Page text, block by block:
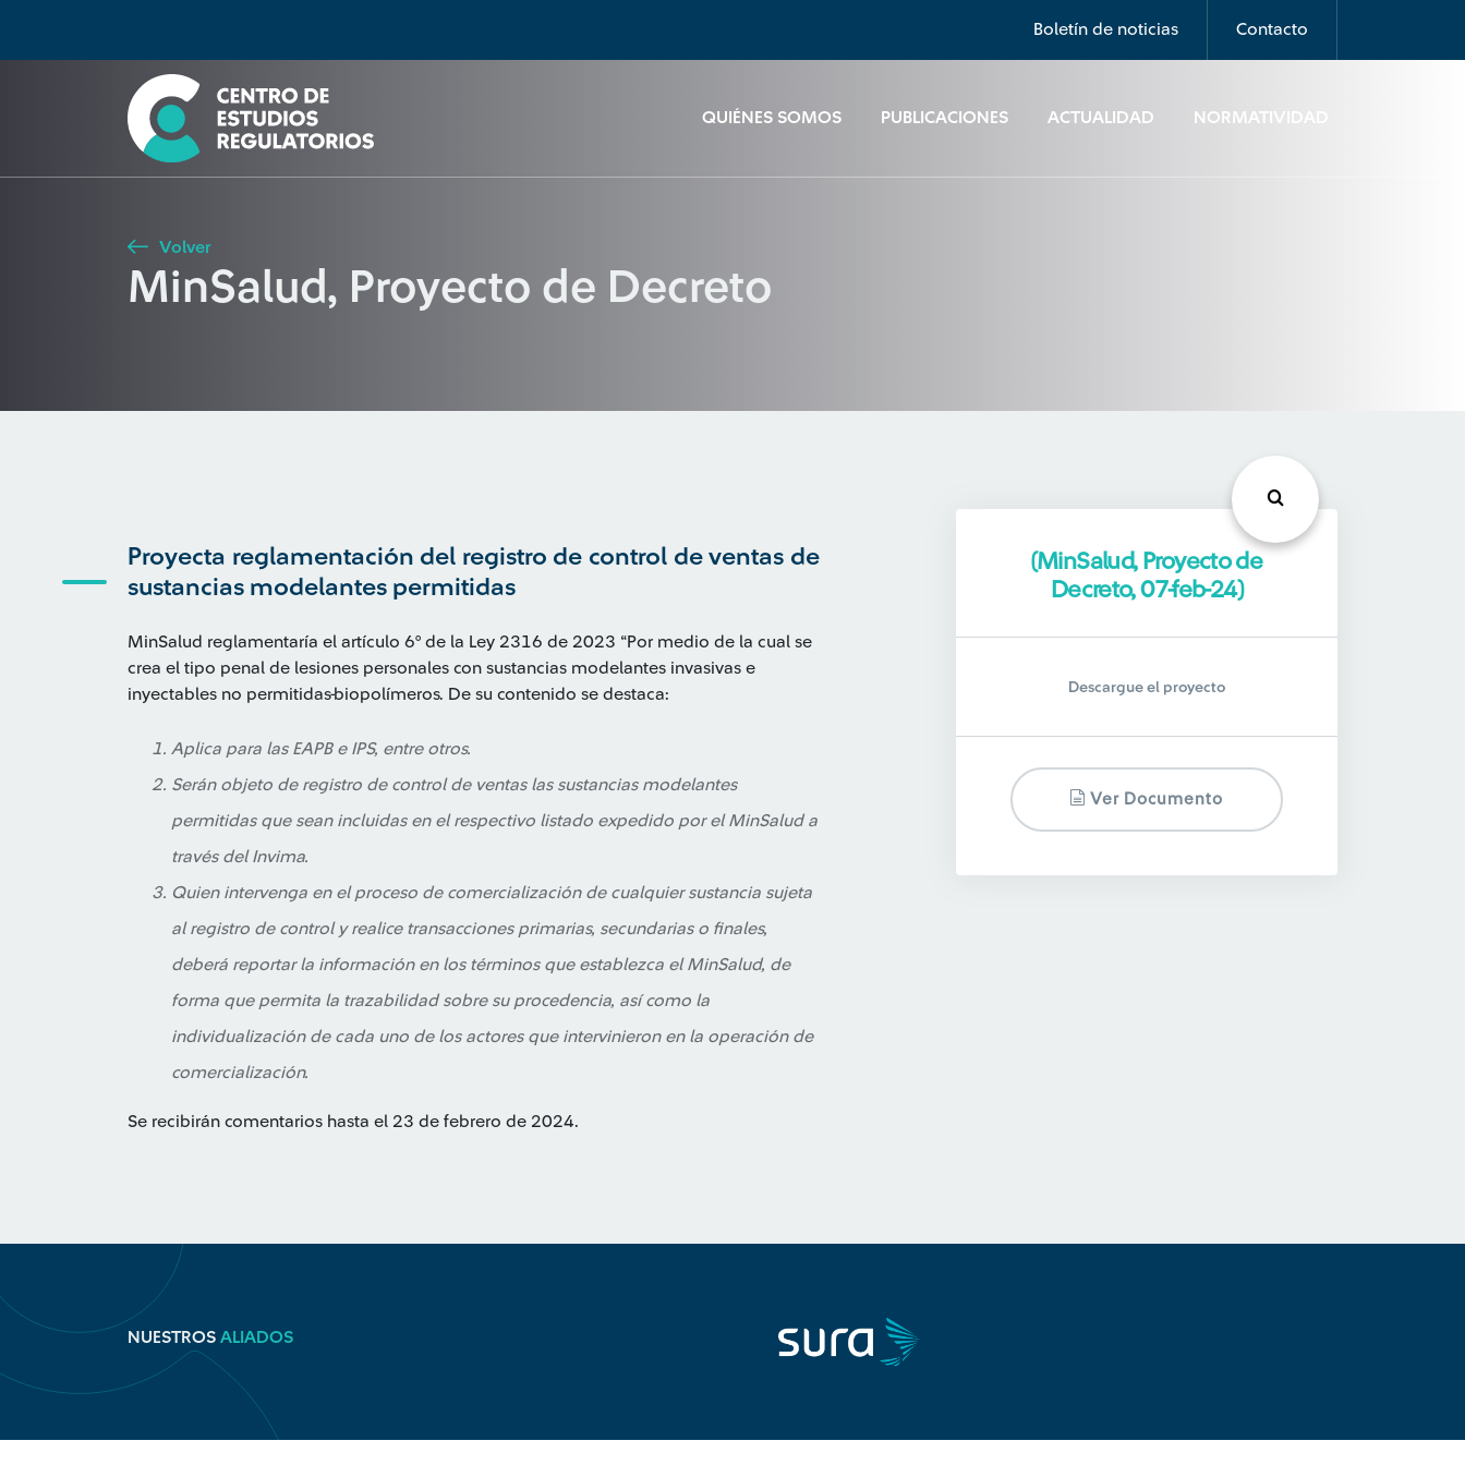
Boletín de noticias Contacto
QUIÉNES SOMOS PUBLICACIONES ACTUALIDAD NORMATIVIDAD
Seleccione país
Buscar
Volver
MinSalud, Proyecto de Decreto
Proyecta reglamentación del registro de control de ventas de
sustancias modelantes permitidas
MinSalud reglamentaría el artículo 6° de la Ley 2316 de 2023 “Por medio de la cual se
crea el tipo penal de lesiones personales con sustancias modelantes invasivas e
inyectables no permitidas-biopolímeros. De su contenido se destaca:
Aplica para las EAPB e IPS, entre otros.
Serán objeto de registro de control de ventas las sustancias modelantes
permitidas que sean incluidas en el respectivo listado expedido por el MinSalud a
través del Invima.
Quien intervenga en el proceso de comercialización de cualquier sustancia sujeta
al registro de control y realice transacciones primarias, secundarias o finales,
deberá reportar la información en los términos que establezca el MinSalud, de
forma que permita la trazabilidad sobre su procedencia, así como la
individualización de cada uno de los actores que intervinieron en la operación de
comercialización.
Se recibirán comentarios hasta el 23 de febrero de 2024.
(MinSalud, Proyecto de
Decreto, 07-feb-24)
Descargue el proyecto
Ver Documento
NUESTROS ALIADOS